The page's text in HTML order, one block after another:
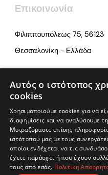
Επικοινωνία
Φιλιππουπόλεως 75, 56123
Θεσσαλονίκη - Ελλάδα
+ 30 2313 252 660
Αυτός ο ιστότοπος
cookies
Χρησιμοποιούμε cookies για να
διαφημίσεις και να αναλύσουμε
Μοιραζόμαστε επίσης
ιστότοπού μας με τους
οποίοι ενδέχεται να τις
έχετε παράσχει ή που έχουν
τους από εσάς. Πολιτικη